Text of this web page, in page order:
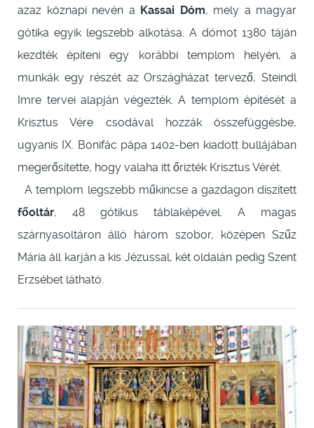
azaz köznapi nevén a Kassai Dóm, mely a magyar
gótika egyik legszebb alkotása. A dómot 1380 táján
kezdték építeni egy korábbi templom helyén, a
munkák egy részét az Országházat tervező, Steindl
Imre tervei alapján végezték. A templom építését a
Krisztus Vére csodával hozzák összefüggésbe,
ugyanis IX. Bonifác pápa 1402-ben kiadott bullájában
megerősítette, hogy valaha itt őrizték Krisztus Vérét.
A templom legszebb műkincse a gazdagon díszített
főoltár, 48 gótikus táblaképével. A magas
szárnyasoltáron álló három szobor, középen Szűz
Mária áll karján a kis Jézussal, két oldalán pedig Szent
Erzsébet látható.